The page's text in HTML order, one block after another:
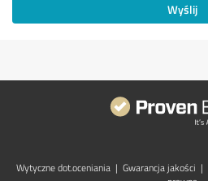
Wyślij
Wytyczne dot.­oceniania | Gwarancja jakości |